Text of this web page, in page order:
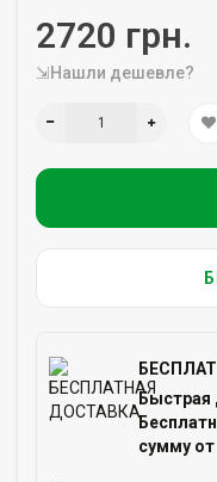
2720 грн.
⇲Нашли дешевле?
Быстрая
сумму от